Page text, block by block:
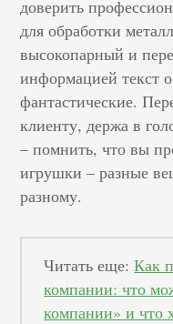
доверить
для обработки
высокопарный и
информацией текст
фантастические.
клиенту, держа в
– помнить, что вы
игрушки – разные
разному.
Читать еще:Как
компании: что
компании» и что